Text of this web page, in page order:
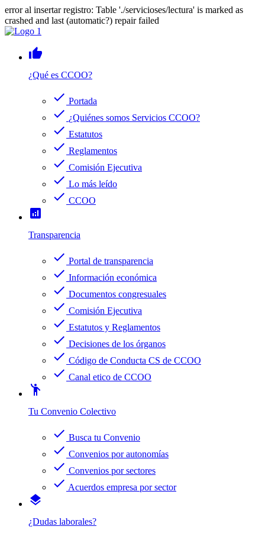
error al insertar registro: Table './servicioses/lectura' is marked as
crashed and last (automatic?) repair failed
thumb_up
¿Qué es CCOO?
check Portada
check ¿Quiénes somos Servicios CCOO?
check Estatutos
check Reglamentos
check Comisión Ejecutiva
check Lo más leído
check CCOO
analytics
Transparencia
check Portal de transparencia
check Información económica
check Documentos congresuales
check Comisión Ejecutiva
check Estatutos y Reglamentos
check Decisiones de los órganos
check Código de Conducta CS de CCOO
check Canal etico de CCOO
emoji_people
Tu Convenio Colectivo
check Busca tu Convenio
check Convenios por autonomías
check Convenios por sectores
check Acuerdos empresa por sector
layers
¿Dudas laborales?